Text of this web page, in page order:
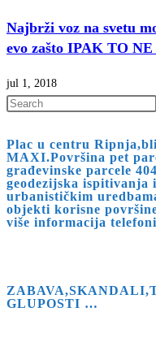
Najbrži voz na svetu
evo zašto IPAK TO
jul 1, 2018
Plac u centru
MAXI.Površina pet
građevinske parcele
geodezijska ispitivanja
urbanističkim
objekti korisne
više informacija telefoni
GLUPOSTI …